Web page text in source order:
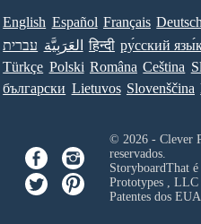
English Español Français Deutsch
עברית العَرَبِيَّة हिन्दी ру́сский
Türkçe Polski Româna Ceština
български Lietuvos Slovenščina
© 2026 - Clever
reservados.
StoryboardThat
Prototypes , LLC
Patentes dos EUA